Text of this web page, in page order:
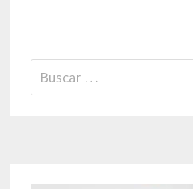
Buscar: